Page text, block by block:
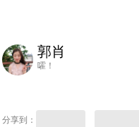
郭肖
嚯！
分享到：